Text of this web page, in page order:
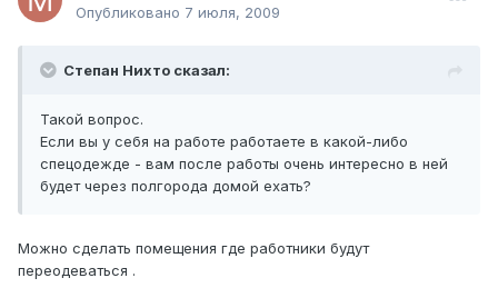
Опубликовано 7 июля, 2009
Степан Нихто сказал:
Такой вопрос.
Если вы у себя на работе работаете в какой-либо
спецодежде - вам после работы очень интересно в ней
будет через полгорода домой ехать?
Можно сделать помещения где работники будут
переодеваться .